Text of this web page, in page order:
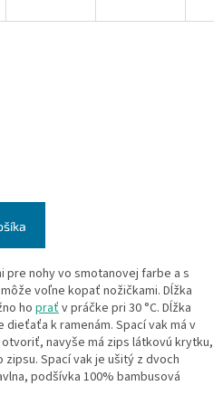
nohy vo smotanovej farbe a s
voľne kopať nožičkami. Dĺžka
ho praťv práčke pri 30 °C. Dĺžka
k ramenám. Spací vak má v
navyše má zips látkovú krytku,
Spací vak je ušitý z dvoch
podšívka 100% bambusová